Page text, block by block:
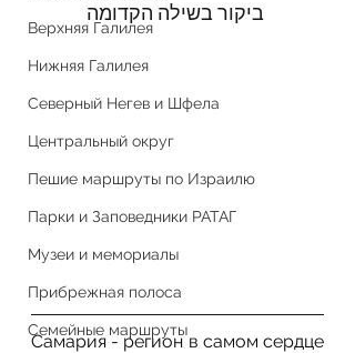
Верхняя Галилея
Нижняя Галилея
Северный Негев и Шфела
Центральный округ
Пешие маршруты по Израилю
Парки и Заповедники РАТАГ
Музеи и мемориалы
Прибрежная полоса
Семейные маршруты
Самария - регион в самом сердце